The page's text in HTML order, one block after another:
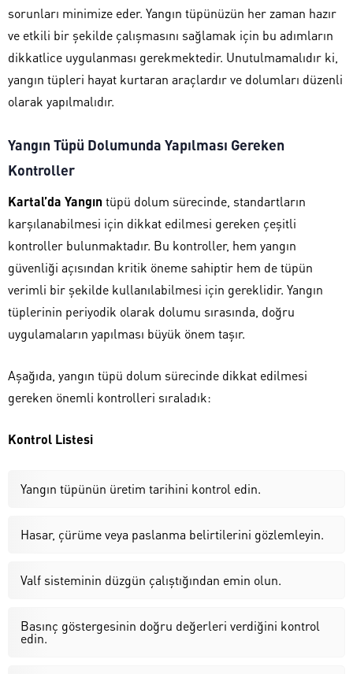
sorunları minimize eder. Yangın tüpünüzün her zaman hazır
ve etkili bir şekilde çalışmasını sağlamak için bu adımların
dikkatlice uygulanması gerekmektedir. Unutulmamalıdır ki,
yangın tüpleri hayat kurtaran araçlardır ve dolumları düzenli
olarak yapılmalıdır.
Yangın Tüpü Dolumunda Yapılması Gereken
Kontroller
Kartal’da Yangın tüpü dolum sürecinde, standartların
karşılanabilmesi için dikkat edilmesi gereken çeşitli
kontroller bulunmaktadır. Bu kontroller, hem yangın
güvenliği açısından kritik öneme sahiptir hem de tüpün
verimli bir şekilde kullanılabilmesi için gereklidir. Yangın
tüplerinin periyodik olarak dolumu sırasında, doğru
uygulamaların yapılması büyük önem taşır.
Aşağıda, yangın tüpü dolum sürecinde dikkat edilmesi
gereken önemli kontrolleri sıraladık:
Kontrol Listesi
Yangın tüpünün üretim tarihini kontrol edin.
Hasar, çürüme veya paslanma belirtilerini gözlemleyin.
Valf sisteminin düzgün çalıştığından emin olun.
Basınç göstergesinin doğru değerleri verdiğini kontrol
edin.